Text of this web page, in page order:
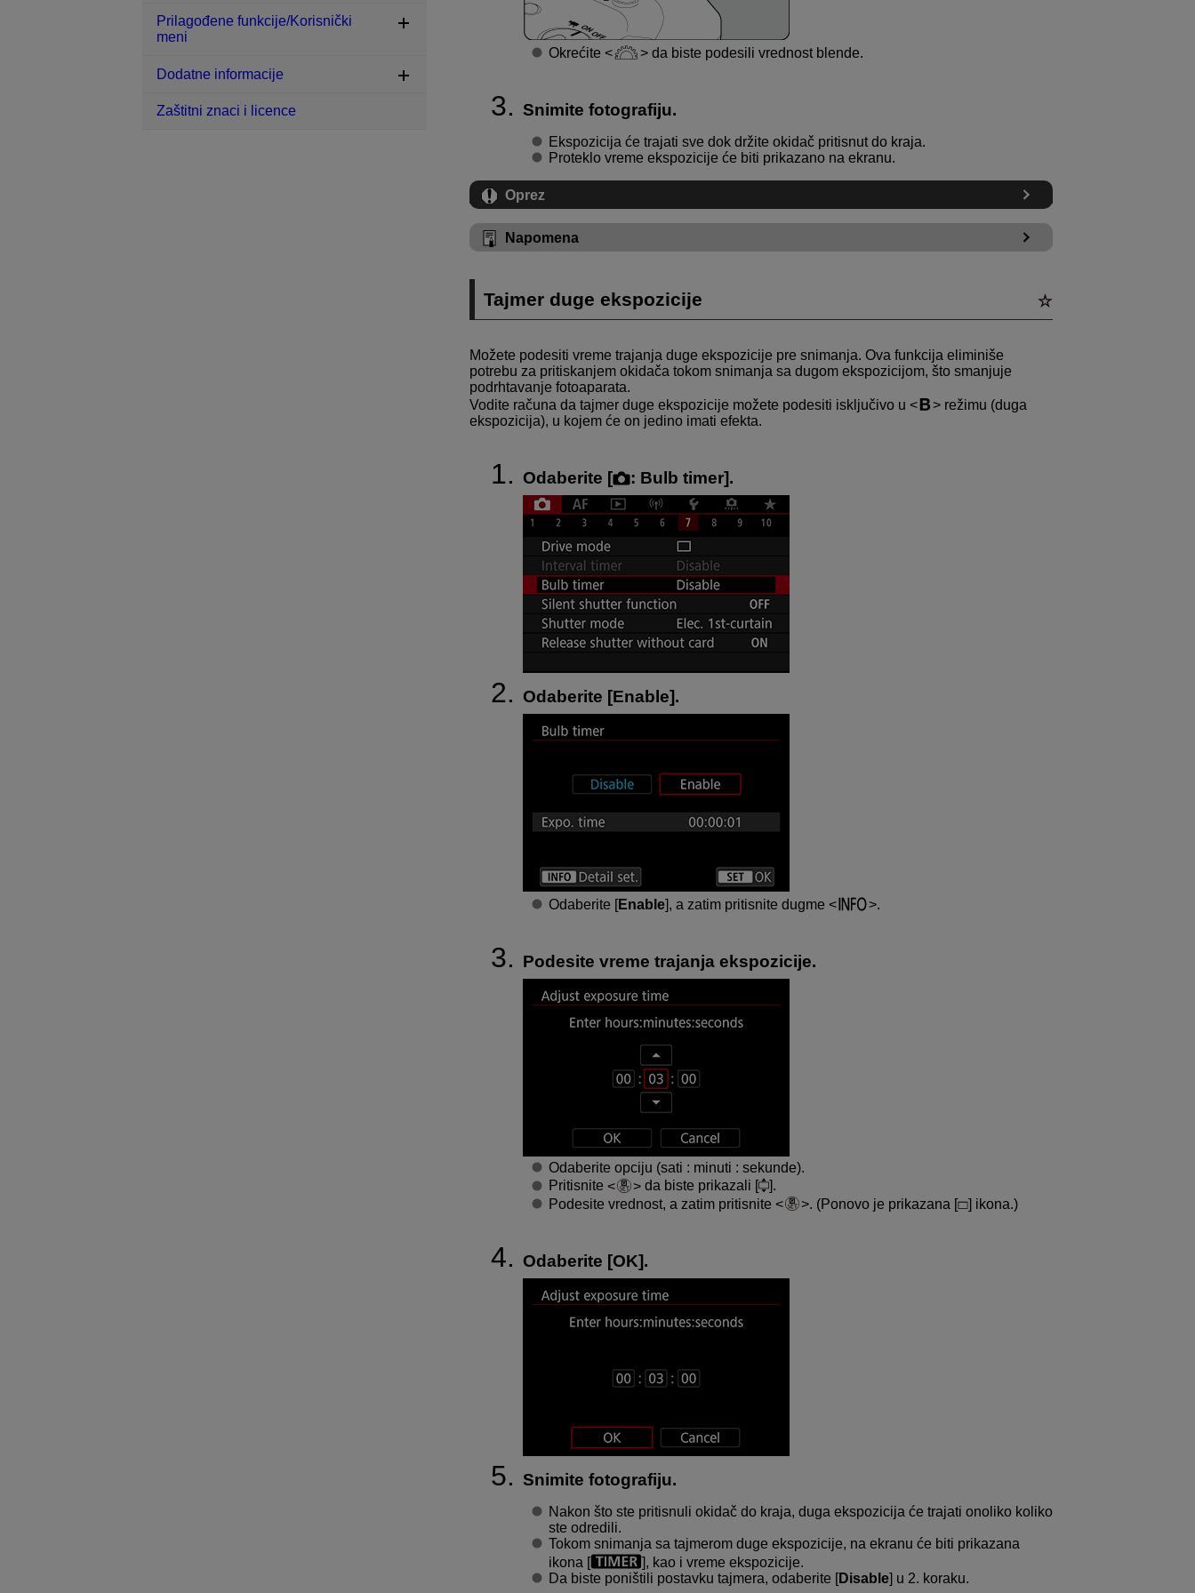
Okrećite da biste podesili vrednost blende.
Snimite fotografiju.
Ekspozicija će trajati sve dok držite okidač pritisnut do kraja.
Proteklo vreme ekspozicije će biti prikazano na ekranu.
Oprez
Napomena
Tajmer duge ekspozicije
Možete podesiti vreme trajanja duge ekspozicije pre snimanja. Ova funkcija eliminiše
potrebu za pritiskanjem okidača tokom snimanja sa dugom ekspozicijom, što smanjuje
podrhtavanje fotoaparata.
Vodite računa da tajmer duge ekspozicije možete podesiti isključivo u
režimu (duga
ekspozicija), u kojem će on jedino imati efekta.
Odaberite [ : Bulb timer].
Odaberite [Enable].
Odaberite [Enable], a zatim pritisnite dugme .
Podesite vreme trajanja ekspozicije.
Odaberite opciju (sati : minuti : sekunde).
Pritisnite
da biste prikazali [
].
Podesite vrednost, a zatim pritisnite
. (Ponovo je prikazana [ ] ikona.)
Odaberite [OK].
Snimite fotografiju.
Nakon što ste pritisnuli okidač do kraja, duga ekspozicija će trajati onoliko koliko
ste odredili.
Tokom snimanja sa tajmerom duge ekspozicije, na ekranu će biti prikazana
ikona [
], kao i vreme ekspozicije.
Da biste poništili postavku tajmera, odaberite [Disable] u 2. koraku.
Prilagođene funkcije/Korisnički
meni
Dodatne informacije
Zaštitni znaci i licence